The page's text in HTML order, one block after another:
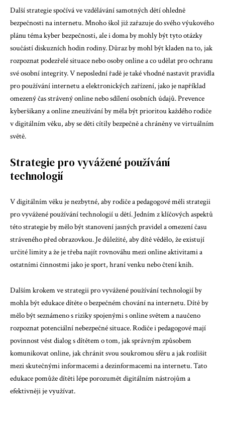
Další strategie spočívá ve vzdělávání samotných dětí ohledně
bezpečnosti na internetu. Mnoho škol již zařazuje do svého výukového
plánu téma kyber bezpečnosti, ale i doma by mohly být tyto otázky
součástí diskuzních hodin rodiny. Důraz by mohl být kladen na to, jak
rozpoznat podezřelé situace nebo osoby online a co udělat pro ochranu
své osobní integrity. V neposlední řadě je také vhodné nastavit pravidla
pro používání internetu a elektronických zařízení, jako je například
omezený čas strávený online nebo sdílení osobních údajů. Prevence
kyberšikany a online zneužívání by měla být prioritou každého rodiče
v digitálním věku, aby se děti cítily bezpečně a chráněny ve virtuálním
světě.
Strategie pro vyvážené používání
technologií
V digitálním věku je nezbytné, aby rodiče a pedagogové měli strategii
pro vyvážené používání technologií u dětí. Jedním z klíčových aspektů
této strategie by mělo být stanovení jasných pravidel a omezení času
stráveného před obrazovkou. Je důležité, aby dítě vědělo, že existují
určité limity a že je třeba najít rovnováhu mezi online aktivitami a
ostatními činnostmi jako je sport, hraní venku nebo čtení knih.
Dalším krokem ve strategii pro vyvážené používání technologií by
mohla být edukace dítěte o bezpečném chování na internetu. Dítě by
mělo být seznámeno s riziky spojenými s online světem a naučeno
rozpoznat potenciální nebezpečné situace. Rodiče i pedagogové mají
povinnost vést dialog s dítětem o tom, jak správným způsobem
komunikovat online, jak chránit svou soukromou sféru a jak rozlišit
mezi skutečnými informacemi a dezinformacemi na internetu. Tato
edukace pomůže dítěti lépe porozumět digitálním nástrojům a
efektivněji je využívat.